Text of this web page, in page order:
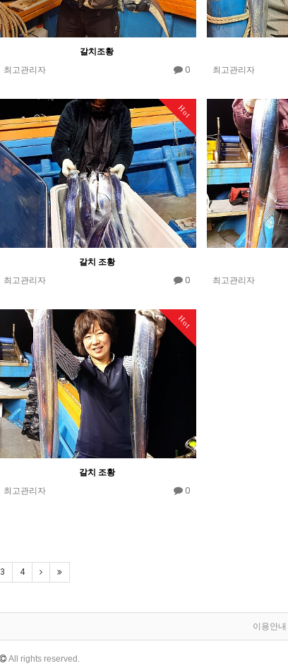
갈치조황
최고관리자
0
최고관리자
Hot
갈치 조황
최고관리자
0
최고관리자
Hot
갈치 조황
최고관리자
0
3 4
이용안내
All rights reserved.